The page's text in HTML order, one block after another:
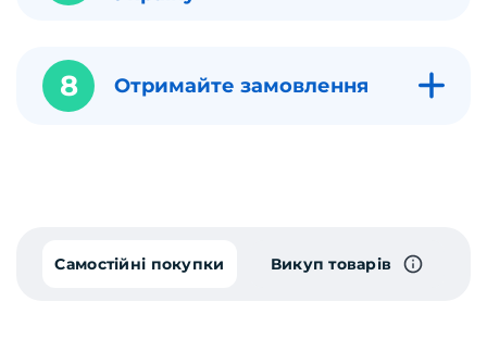
8 Отримайте замовлення
Самостійні покупки Викуп товарів